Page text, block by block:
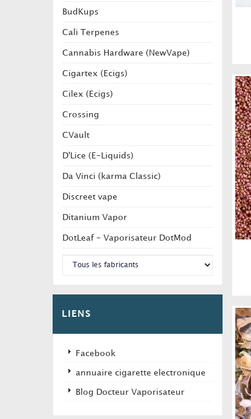
BudKups
Cali Terpenes
Cannabis Hardware (NewVape)
Cigartex (Ecigs)
Cilex (Ecigs)
Crossing
CVault
D'Lice (E-Liquids)
Da Vinci (karma Classic)
Discreet vape
Ditanium Vapor
DotLeaf - Vaporisateur DotMod
LIENS
Facebook
annuaire cigarette electronique
Blog Docteur Vaporisateur